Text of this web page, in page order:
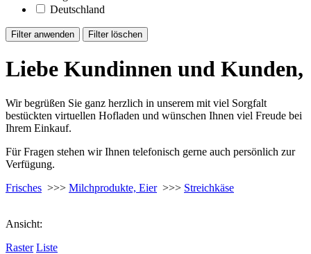
Deutschland
Liebe Kundinnen und Kunden,
Wir begrüßen Sie ganz herzlich in unserem mit viel Sorgfalt
bestückten virtuellen Hofladen und wünschen Ihnen viel Freude bei
Ihrem Einkauf.
Für Fragen stehen wir Ihnen telefonisch gerne auch persönlich zur
Verfügung.
Frisches >>> Milchprodukte, Eier >>> Streichkäse
Ansicht:
Raster Liste